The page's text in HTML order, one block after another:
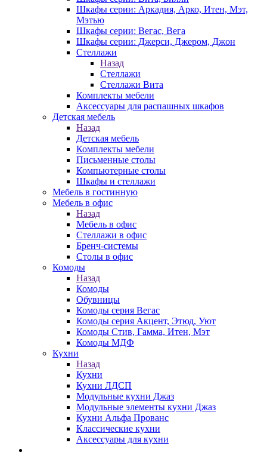
Шкафы серии: Аркадия, Арко, Итен, Мэт,
Мэтью
Шкафы серии: Вегас, Вега
Шкафы серии: Джерси, Джером, Джон
Стеллажи
Назад
Стеллажи
Стеллажи Вита
Комплекты мебели
Аксессуары для распашных шкафов
Детская мебель
Назад
Детская мебель
Комплекты мебели
Письменные столы
Компьютерные столы
Шкафы и стеллажи
Мебель в гостинную
Мебель в офис
Назад
Мебель в офис
Стеллажи в офис
Бренч-системы
Столы в офис
Комоды
Назад
Комоды
Обувницы
Комоды серия Вегас
Комоды серия Акцент, Этюд, Уют
Комоды Стив, Гамма, Итен, Мэт
Комоды МДФ
Кухни
Назад
Кухни
Кухни ЛДСП
Модульные кухни Джаз
Модульные элементы кухни Джаз
Кухни Альфа Прованс
Классические кухни
Аксессуары для кухни